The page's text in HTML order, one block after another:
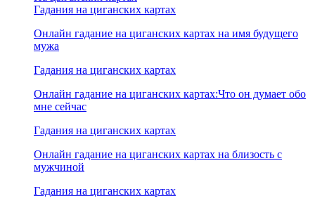
Гадания на циганских картах
Онлайн гадание на циганских картах на имя будущего
мужа
Гадания на циганских картах
Онлайн гадание на циганских картах:Что он думает обо
мне сейчас
Гадания на циганских картах
Онлайн гадание на циганских картах на близость с
мужчиной
Гадания на циганских картах